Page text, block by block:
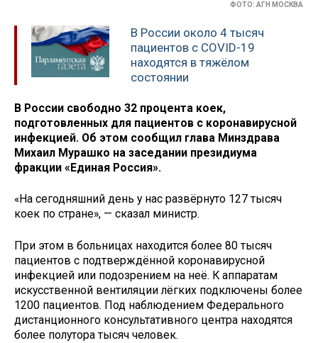
ФОТО: АГН МОСКВА
В России около 4 тысяч
пациентов с COVID-19
находятся в тяжёлом
состоянии
В России свободно 32 процента коек,
подготовленных для пациентов с коронавирусной
инфекцией. Об этом сообщил глава Минздрава
Михаил Мурашко на заседании президиума
фракции «Единая Россия».
«На сегодняшний день у нас развёрнуто 127 тысяч
коек по стране», — сказал министр.
При этом в больницах находится более 80 тысяч
пациентов с подтверждённой коронавирусной
инфекцией или подозрением на неё. К аппаратам
искусственной вентиляции лёгких подключены более
1200 пациентов. Под наблюдением Федерального
дистанционного консультативного центра находятся
более полутора тысяч человек.